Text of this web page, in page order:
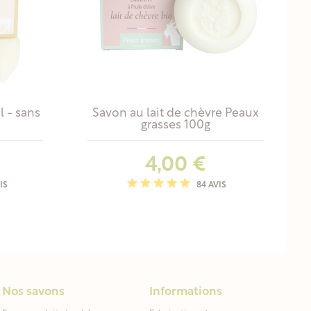
- sans
Savon au lait de chèvre Peaux
grasses 100g
Prix
4,00 €
84 AVIS
Nos savons Informations